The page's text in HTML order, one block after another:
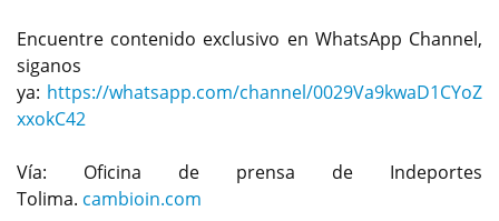
Encuentre contenido exclusivo en WhatsApp Channel,
siganos
ya: https://whatsapp.com/channel/0029Va9kwaD1CYoZ
xxokC42
Vía: Oficina de prensa de Indeportes
Tolima. cambioin.com